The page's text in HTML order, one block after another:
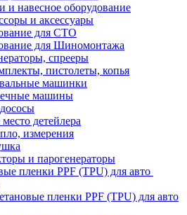
и навесное оборудование
и аксессуары
для СТО
для Шиномонтажа
спрееры
пистолеты, копья
машинки
машины
детейлера
измерения
и парогенераторы
пленки PPF (TPU) для авто
пленки PPF (TPU) для авто